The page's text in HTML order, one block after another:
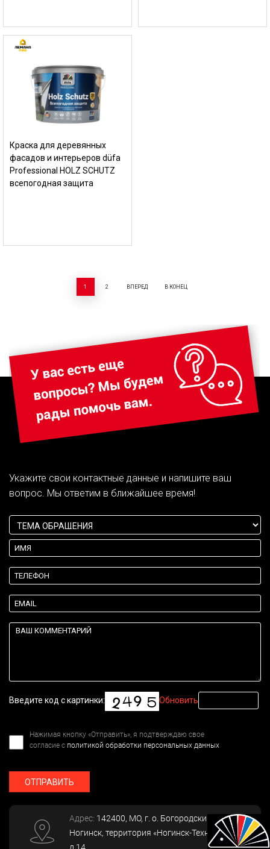
Краска для деревянных
фасадов и интерьеров düfa
Professional HOLZ SCHUTZ
всепогодная защита
1 2 ВПЕРЕД В КОНЕЦ
Укажите свои контактные данные и напишите ваш
вопрос. Мы ответим в ближайшее время!
Введите код с картинки: Обновить
Нажимая кнопку «Отправить», я подтверждаю свое
согласие с политикой обработки персональных данных
ОТПРАВИТЬ
Адрес: 142400, МО, г. о. Богородский, г.
Ногинск, территория «Ногинск-Технопарк»,